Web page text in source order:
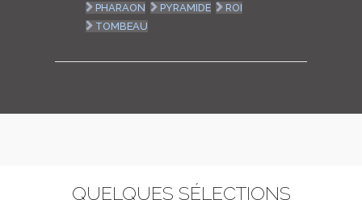
PHARAON
PYRAMIDE
ROI
TOMBEAU
QUELQUES SÉLECTIONS